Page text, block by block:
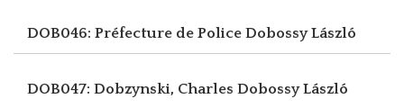
DOB046: Préfecture de Police Dobossy László
DOB047: Dobzynski, Charles Dobossy László